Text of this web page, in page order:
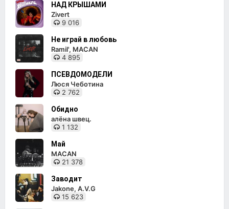
НАД КРЫШАМИ
Zivert
9 016
Не играй в любовь
Ramil', MACAN
4 895
ПСЕВДОМОДЕЛИ
Люся Чеботина
2 762
Обидно
алёна швец.
1 132
Май
MACAN
21 378
Заводит
Jakone, A.V.G
15 623